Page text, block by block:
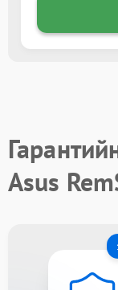
Asus